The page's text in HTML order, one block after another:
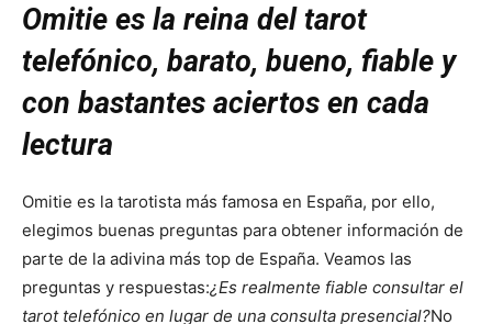
Omitie es la reina del tarot
telefónico, barato, bueno, fiable y
con bastantes aciertos en cada
lectura
Omitie es la tarotista más famosa en España, por ello,
elegimos buenas preguntas para obtener información de
parte de la adivina más top de España. Veamos las
preguntas y respuestas:¿Es realmente fiable consultar el
tarot telefónico en lugar de una consulta presencial?No